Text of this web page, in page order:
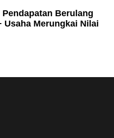
Berulang
Usaha Merungkai Nilai